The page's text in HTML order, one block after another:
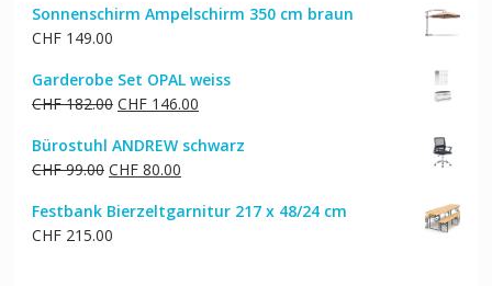
war:
CHF 84.00
ist:
Sonnenschirm Ampelschirm 350 cm braun
CHF149.00
Garderobe Set OPAL weiss
CHF182.00 Ursprünglicher
war:
CHF 182.00
CHF146.00Aktueller
ist:
Bürostuhl ANDREW schwarz
CHF99.00 Ursprünglicher
war:
CHF 99.00
CHF80.00Aktueller
ist:
Festbank Bierzeltgarnitur 217 x 48/24 cm
CHF215.00